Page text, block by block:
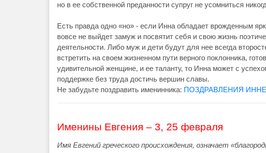
но в ее собственной преданности супруг не усомниться
Есть правда одно «но» - если Инна обладает врожденным
вовсе не выйдет замуж и посвятит себя и свою жизнь
деятельности. Либо муж и дети будут для нее всегда
встретить на своем жизненном пути верного поклонника,
удивительной женщине, и ее таланту, то Инна может с
поддержке без труда достичь вершин славы.
Не забудьте поздравить именинника: ПОЗДРАВЛЕНИЯ ИННЕ
Именины Евгения – 3, 25 февраля
Имя Евгений греческого происхождения, означает